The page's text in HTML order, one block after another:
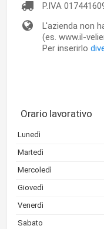
P.IVA
L'azienda non
(es. www.il-
Per inserirlo
Orario lavorativo
Lunedì
Martedì
Mercoledì
Giovedì
Venerdì
Sabato